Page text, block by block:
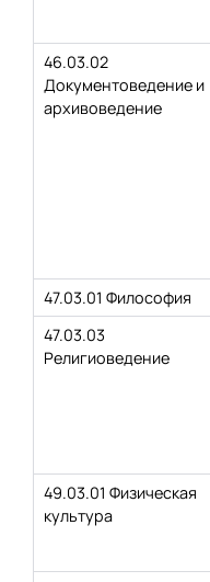
46.03.02
Документоведение и
архивоведение
47.03.01 Философия
47.03.03
Религиоведение
49.03.01 Физическая
культура